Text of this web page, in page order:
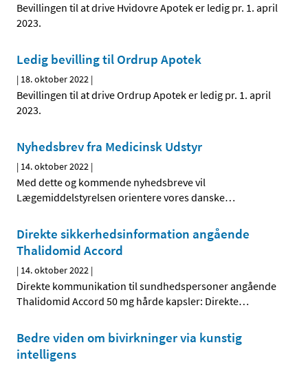
Bevillingen til at drive Hvidovre Apotek er ledig pr. 1. april
2023.
Ledig bevilling til Ordrup Apotek
| 18. oktober 2022 |
Bevillingen til at drive Ordrup Apotek er ledig pr. 1. april
2023.
Nyhedsbrev fra Medicinsk Udstyr
| 14. oktober 2022 |
Med dette og kommende nyhedsbreve vil
Lægemiddelstyrelsen orientere vores danske…
Direkte sikkerhedsinformation angående
Thalidomid Accord
| 14. oktober 2022 |
Direkte kommunikation til sundhedspersoner angående
Thalidomid Accord 50 mg hårde kapsler: Direkte…
Bedre viden om bivirkninger via kunstig
intelligens